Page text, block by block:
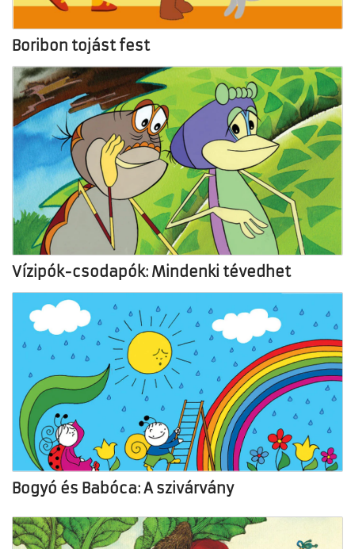
Boribon tojást fest
Vízipók-csodapók: Mindenki tévedhet
Bogyó és Babóca: A szivárvány